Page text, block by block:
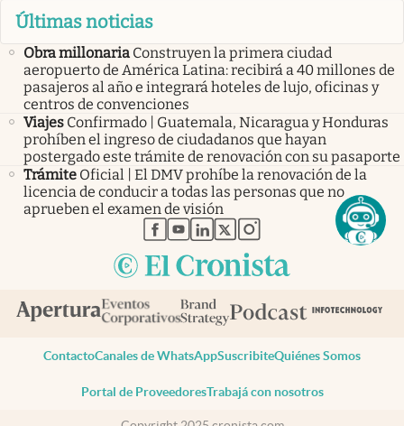
Últimas noticias
Obra millonaria Construyen la primera ciudad
aeropuerto de América Latina: recibirá a 40 millones de
pasajeros al año e integrará hoteles de lujo, oficinas y
centros de convenciones
Viajes Confirmado | Guatemala, Nicaragua y Honduras
prohíben el ingreso de ciudadanos que hayan
postergado este trámite de renovación con su pasaporte
Trámite Oficial | El DMV prohíbe la renovación de la
licencia de conducir a todas las personas que no
aprueben el examen de visión
abre en nueva pestaña
abre en nueva pestaña
abre en nueva pestaña
abre en nueva pestaña
abre en nueva pestaña
ContactoCanales de WhatsAppSuscribiteQuiénes Somos
Portal de ProveedoresTrabajá con nosotros